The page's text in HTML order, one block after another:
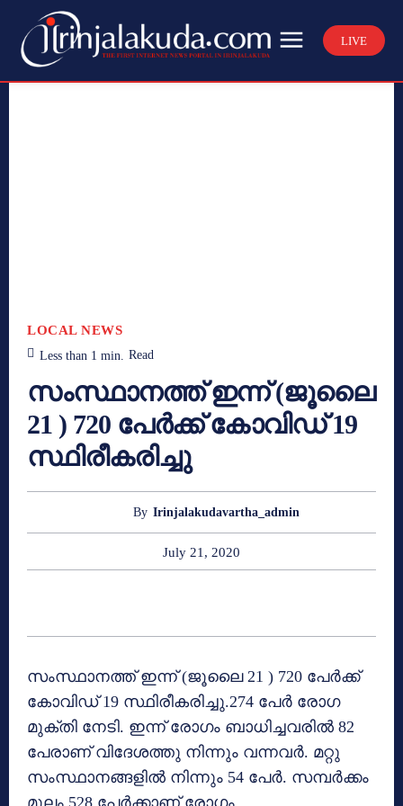
LIVE
LOCAL NEWS
Less than 1 min. Read
സംസ്ഥാനത്ത് ഇന്ന് (ജൂലൈ
21 ) 720 പേർക്ക് കോവിഡ് 19
സ്ഥിരീകരിച്ചു
Irinjalakudavartha_admin
July 21, 2020
സംസ്ഥാനത്ത് ഇന്ന് (ജൂലൈ 21 ) 720 പേർക്ക്
കോവിഡ് 19 സ്ഥിരീകരിച്ചു.274 പേർ രോഗ
മുക്തി നേടി. ഇന്ന് രോഗം ബാധിച്ചവരിൽ 82
പേരാണ് വിദേശത്തു നിന്നും വന്നവർ. മറ്റു
സംസ്ഥാനങ്ങളിൽ നിന്നും 54 പേർ. സമ്പർക്കം